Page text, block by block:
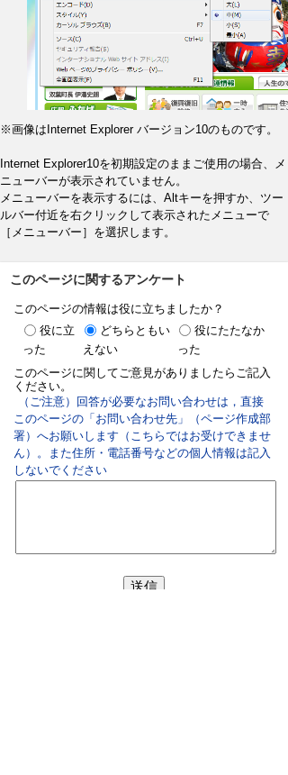
※画像はInternet Explorer バージョン10のものです。
Internet Explorer10を初期設定のままご使用の場合、メ
ニューバーが表示されていません。
メニューバーを表示するには、Altキーを押すか、ツー
ルバー付近を右クリックして表示されたメニューで
［メニューバー］を選択します。
このページに関するアンケート
このページの情報は役に立ちましたか？
役に立
った
どちらともい
えない
役にたたなか
った
このページに関してご意見がありましたらご記入
ください。
（ご注意）回答が必要なお問い合わせは，直接
このページの「お問い合わせ先」（ページ作成部
署）へお願いします（こちらではお受けできませ
ん）。また住所・電話番号などの個人情報は記入
しないでください